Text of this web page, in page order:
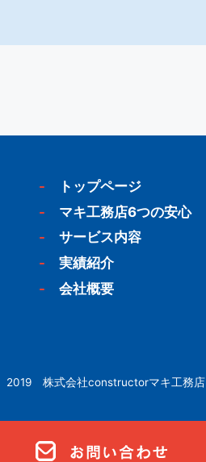
-
トップページ
-
マキ工務店6つの安心
-
サービス内容
-
実績紹介
-
会社概要
株式会社constructorマキ工務店